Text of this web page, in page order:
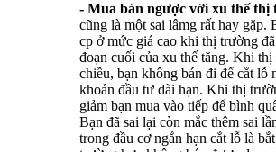
- Mua bán ngược với xu thế thị
cũng là một sai lâmg rất hay gặp.
cp ở mức giá cao khi thị trường
đoạn cuối của xu thế tăng. Khi
chiều, bạn không bán đi để cắt lỗ
khoản đầu tư dài hạn. Khi thị
giảm bạn mua vào tiếp để bình
Bạn đã sai lại còn mắc thêm sai
trong đầu cơ ngắn hạn cắt lỗ là